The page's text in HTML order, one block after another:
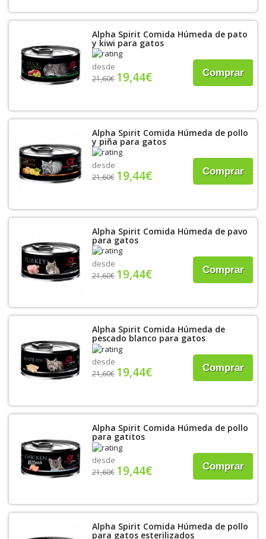
Alpha Spirit Comida Húmeda de pato
y kiwi para gatos
desde
21,60€ 19,44€ Comprar
Alpha Spirit Comida Húmeda de pollo
y piña para gatos
desde
21,60€ 19,44€ Comprar
Alpha Spirit Comida Húmeda de pavo
para gatos
desde
21,60€ 19,44€ Comprar
Alpha Spirit Comida Húmeda de
pescado blanco para gatos
desde
21,60€ 19,44€ Comprar
Alpha Spirit Comida Húmeda de pollo
para gatitos
desde
21,60€ 19,44€ Comprar
Alpha Spirit Comida Húmeda de pollo
para gatos esterilizados